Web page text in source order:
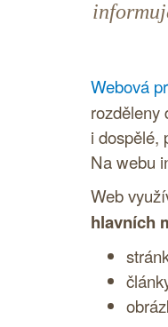
Webová
rozděleny
i dospělé,
Na webu
Web
hlavních